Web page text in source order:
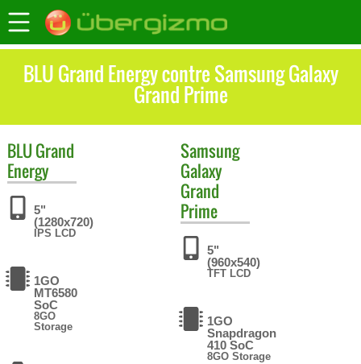
BLU Grand Energy contre Samsung Galaxy
Grand Prime
BLUGrand
Energy
5"
(1280x720)
IPS LCD
1GO
MT6580
SoC
8GO
Storage
Samsung
Galaxy
Grand
Prime
5"
(960x540)
TFT LCD
1GO
Snapdragon
410 SoC
8GO Storage